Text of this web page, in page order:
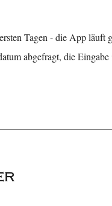
Tagen - die App läuft
abgefragt, die